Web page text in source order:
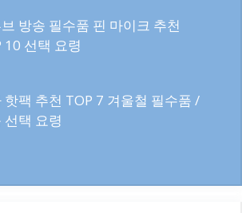
방송 필수품 핀 마이크 추천
10 선택 요령
핫팩 추천 TOP 7 겨울철 필수품 /
선택 요령